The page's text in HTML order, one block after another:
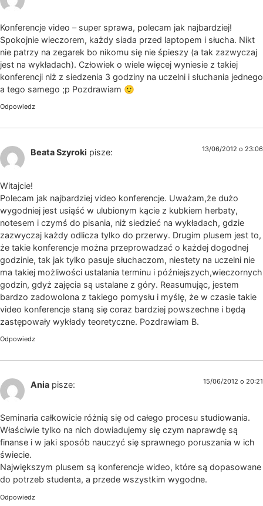
Konferencje video – super sprawa, polecam jak najbardziej!
Spokojnie wieczorem, każdy siada przed laptopem i słucha. Nikt
nie patrzy na zegarek bo nikomu się nie śpieszy (a tak zazwyczaj
jest na wykładach). Człowiek o wiele więcej wyniesie z takiej
konferencji niż z siedzenia 3 godziny na uczelni i słuchania jednego
a tego samego ;p Pozdrawiam 🙂
Odpowiedz
Beata Szyroki pisze: 13/06/2012 o 23:06
Witajcie!
Polecam jak najbardziej video konferencje. Uważam,że dużo
wygodniej jest usiąść w ulubionym kącie z kubkiem herbaty,
notesem i czymś do pisania, niż siedzieć na wykładach, gdzie
zazwyczaj każdy odlicza tylko do przerwy. Drugim plusem jest to,
że takie konferencje można przeprowadzać o każdej dogodnej
godzinie, tak jak tylko pasuje słuchaczom, niestety na uczelni nie
ma takiej możliwości ustalania terminu i późniejszych,wieczornych
godzin, gdyż zajęcia są ustalane z góry. Reasumując, jestem
bardzo zadowolona z takiego pomysłu i myślę, że w czasie takie
video konferencje staną się coraz bardziej powszechne i będą
zastępowały wykłady teoretyczne. Pozdrawiam B.
Odpowiedz
Ania pisze: 15/06/2012 o 20:21
Seminaria całkowicie różnią się od całego procesu studiowania.
Właściwie tylko na nich dowiadujemy się czym naprawdę są
finanse i w jaki sposób nauczyć się sprawnego poruszania w ich
świecie.
Największym plusem są konferencje wideo, które są dopasowane
do potrzeb studenta, a przede wszystkim wygodne.
Odpowiedz